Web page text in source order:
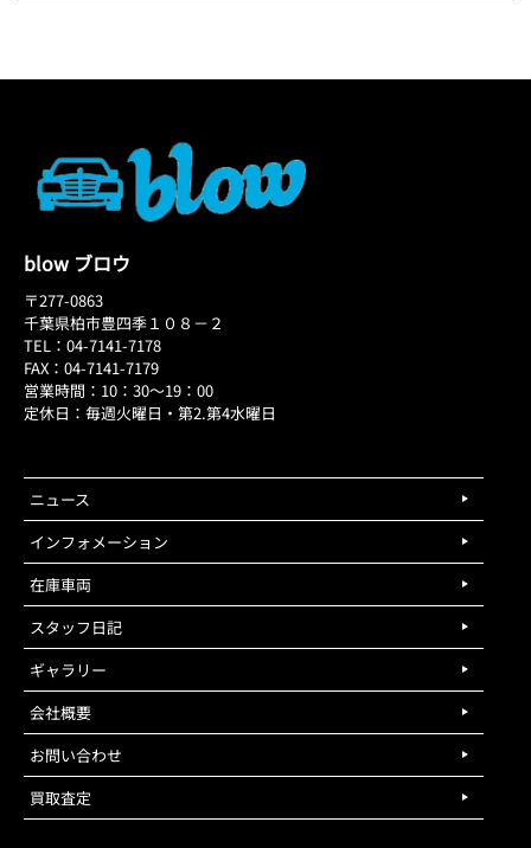
blow ブロウ
〒277-0863
千葉県柏市豊四季１０８－２
TEL：04-7141-7178
FAX：04-7141-7179
営業時間：10：30～19：00
定休日：毎週火曜日・第2.第4水曜日
ニュース
インフォメーション
在庫車両
スタッフ日記
ギャラリー
会社概要
お問い合わせ
買取査定